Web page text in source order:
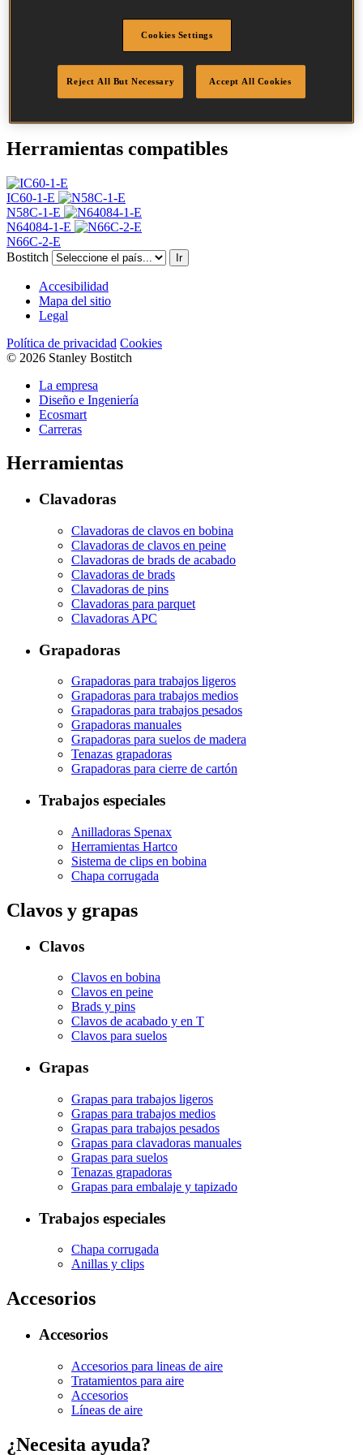
Anillado
Cantidad por
caja
DoP
DOP-EU_23_RRB
Herramientas compatibles
IC60-1-E
N58C-1-E
N64084-1-E
N66C-2-E
Bostitch
Ir
Accesibilidad
Mapa del sitio
Legal
Política de privacidad Cookies
© 2026 Stanley Bostitch
La empresa
Diseño e Ingeniería
Ecosmart
Carreras
Herramientas
Clavadoras
Clavadoras de clavos en bobina
Clavadoras de clavos en peine
Clavadoras de brads de acabado
Clavadoras de brads
Clavadoras de pins
Clavadoras para parquet
Clavadoras APC
Grapadoras
Grapadoras para trabajos ligeros
Grapadoras para trabajos medios
Grapadoras para trabajos pesados
Grapadoras manuales
Grapadoras para suelos de madera
Tenazas grapadoras
Grapadoras para cierre de cartón
Trabajos especiales
Anilladoras Spenax
Herramientas Hartco
Sistema de clips en bobina
Chapa corrugada
Clavos y grapas
Clavos
Clavos en bobina
Clavos en peine
Brads y pins
Clavos de acabado y en T
Clavos para suelos
Grapas
Grapas para trabajos ligeros
Grapas para trabajos medios
Grapas para trabajos pesados
Grapas para clavadoras manuales
Grapas para suelos
Tenazas grapadoras
Grapas para embalaje y tapizado
Trabajos especiales
Chapa corrugada
Anillas y clips
Accesorios
Accesorios
Accesorios para lineas de aire
Tratamientos para aire
Accesorios
Líneas de aire
¿Necesita ayuda?
Cookies Settings
Reject All But Necessary Accept All Cookies